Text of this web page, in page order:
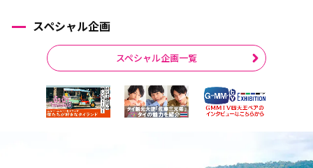
スペシャル企画
スペシャル企画一覧